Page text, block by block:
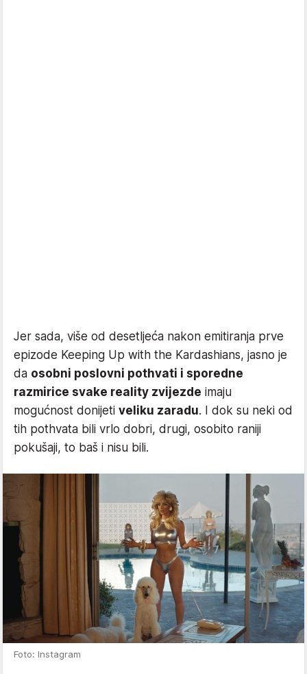
Jer sada, više od desetljeća nakon emitiranja prve
epizode Keeping Up with the Kardashians, jasno je
da osobni poslovni pothvati i sporedne
razmirice svake reality zvijezde imaju
mogućnost donijeti veliku zaradu. I dok su neki od
tih pothvata bili vrlo dobri, drugi, osobito raniji
pokušaji, to baš i nisu bili.
Foto: Instagram